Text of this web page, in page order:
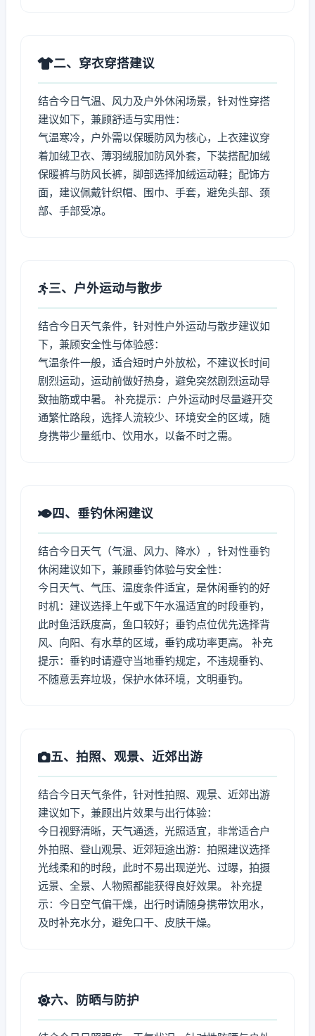
二、穿衣穿搭建议
结合今日气温、风力及户外休闲场景，针对性穿搭
建议如下，兼顾舒适与实用性：
气温寒冷，户外需以保暖防风为核心，上衣建议穿
着加绒卫衣、薄羽绒服加防风外套，下装搭配加绒
保暖裤与防风长裤，脚部选择加绒运动鞋；配饰方
面，建议佩戴针织帽、围巾、手套，避免头部、颈
部、手部受凉。
三、户外运动与散步
结合今日天气条件，针对性户外运动与散步建议如
下，兼顾安全性与体验感：
气温条件一般，适合短时户外放松，不建议长时间
剧烈运动，运动前做好热身，避免突然剧烈运动导
致抽筋或中暑。 补充提示：户外运动时尽量避开交
通繁忙路段，选择人流较少、环境安全的区域，随
身携带少量纸巾、饮用水，以备不时之需。
四、垂钓休闲建议
结合今日天气（气温、风力、降水），针对性垂钓
休闲建议如下，兼顾垂钓体验与安全性：
今日天气、气压、温度条件适宜，是休闲垂钓的好
时机：建议选择上午或下午水温适宜的时段垂钓，
此时鱼活跃度高，鱼口较好；垂钓点位优先选择背
风、向阳、有水草的区域，垂钓成功率更高。 补充
提示：垂钓时请遵守当地垂钓规定，不违规垂钓、
不随意丢弃垃圾，保护水体环境，文明垂钓。
五、拍照、观景、近郊出游
结合今日天气条件，针对性拍照、观景、近郊出游
建议如下，兼顾出片效果与出行体验：
今日视野清晰，天气通透，光照适宜，非常适合户
外拍照、登山观景、近郊短途出游：拍照建议选择
光线柔和的时段，此时不易出现逆光、过曝，拍摄
远景、全景、人物照都能获得良好效果。 补充提
示：今日空气偏干燥，出行时请随身携带饮用水，
及时补充水分，避免口干、皮肤干燥。
六、防晒与防护